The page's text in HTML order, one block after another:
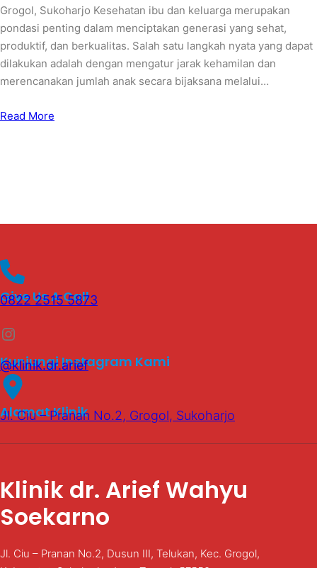
Grogol, Sukoharjo Kesehatan ibu dan keluarga merupakan
pondasi penting dalam menciptakan generasi yang sehat,
produktif, dan berkualitas. Salah satu langkah nyata yang dapat
dilakukan adalah dengan mengatur jarak kehamilan dan
merencanakan jumlah anak secara bijaksana melalui…
Read More
Give Us A Call
0822 2515 5873
Instagram
Kunjungi Instagram Kami
@klinik.dr.arief
Alamat Klinik
Jl. Ciu – Pranan No.2, Grogol, Sukoharjo
Klinik dr. Arief Wahyu
Soekarno
Jl. Ciu – Pranan No.2, Dusun III, Telukan, Kec. Grogol,